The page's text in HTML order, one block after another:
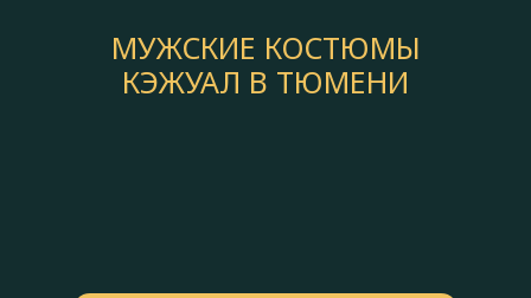
МУЖСКИЕ КОСТЮМЫ
КЭЖУАЛ В ТЮМЕНИ